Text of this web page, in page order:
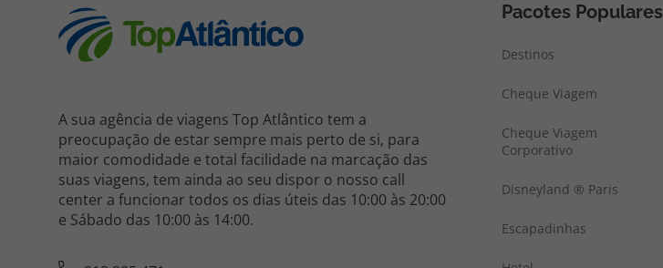
A sua agência de viagens Top Atlântico tem a
preocupação de estar sempre mais perto de si, para
maior comodidade e total facilidade na marcação das
suas viagens, tem ainda ao seu dispor o nosso call
center a funcionar todos os dias úteis das 10:00 às 20:00
e Sábado das 10:00 às 14:00.
Pacotes Populares
Destinos
Cheque Viagem
Cheque Viagem
Corporativo
Disneyland ® Paris
Escapadinhas